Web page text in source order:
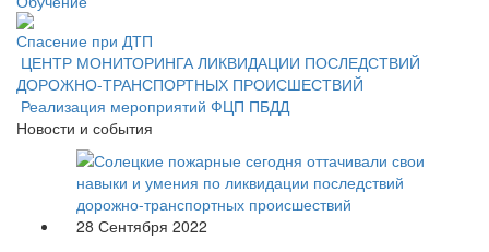
Спасение при ДТП
ЦЕНТР МОНИТОРИНГА ЛИКВИДАЦИИ ПОСЛЕДСТВИЙ
ДОРОЖНО-ТРАНСПОРТНЫХ ПРОИСШЕСТВИЙ
Реализация мероприятий ФЦП ПБДД
Новости и события
28 Сентября 2022